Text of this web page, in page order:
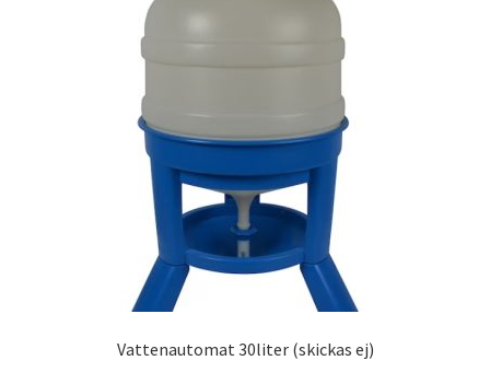
Vattenautomat 30liter (skickas ej)